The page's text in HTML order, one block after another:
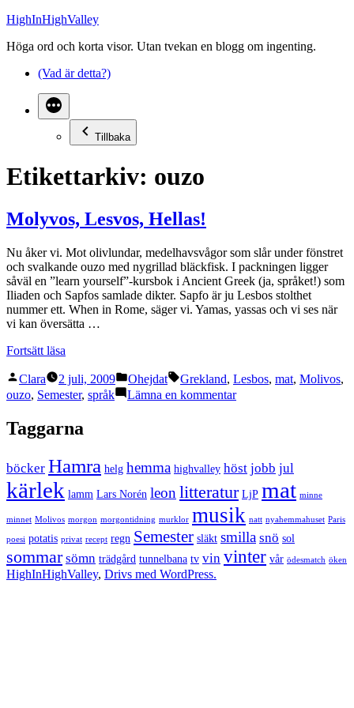
Hoppa
innehåll
HighInHighValley
Höga ord och korta visor. Utan tvekan en blogg om ingenting.
(Vad är detta?)
Tillbaka
Etikettarkiv: ouzo
Molyvos, Lesvos, Hellas!
Nu åker vi. Mot olivlundar, medelhavsvågor som slår under fönstret
och svalkande ouzo med nygrillad bläckfisk. I packningen ligger
såväl en ”learn yourself”-kursbok i Ancient Greek (ja, språket!) som
Iliaden och Sapfos samlade dikter. Sapfo är ju Lesbos stolthet
nummer ett. When in Rome, säger vi. Yamas, yassas och vi ses när
vi kan översätta …
Fortsätt läsa
Hellas!”
Publicerat
av
Clara 2 juli, 2009
Publicerat
i
Ohejdat Etiketter:
Grekland, Lesbos, mat, Molivos,
ouzo, Semester, språk Lämna en kommentartill
Taggarna
böcker Hamra helg hemma highvalley höst jobb jul
kärlek lamm Lars Norén leon litteratur LjP mat minne
minnet Molivos morgon morgontidning murklor musik natt nyahemmahuset Paris
poesi potatis privat recept regn Semester släkt smilla snö sol
sommar sömn trädgård tunnelbana tv vin vinter vår ödesmatch öken
HighInHighValley, Drivs med WordPress.